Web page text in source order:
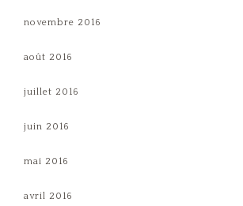
novembre 2016
août 2016
juillet 2016
juin 2016
mai 2016
avril 2016